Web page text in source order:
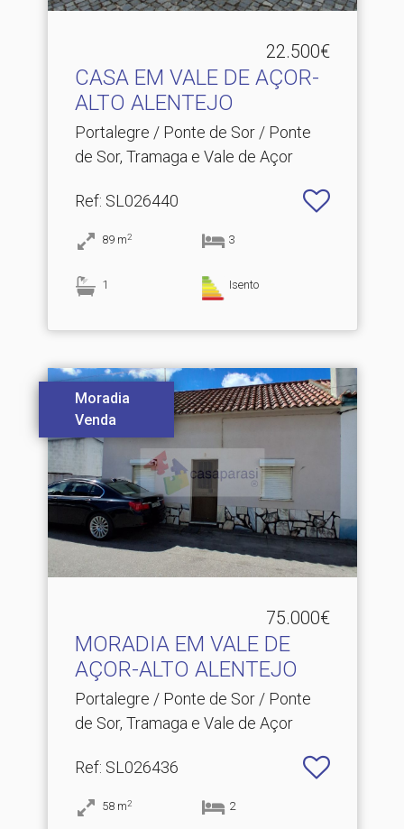
22.500€
CASA EM VALE DE AÇOR-
ALTO ALENTEJO
Portalegre / Ponte de Sor / Ponte
de Sor, Tramaga e Vale de Açor
Ref: SL026440
89 m2 3
1 Isento
Moradia
Venda
75.000€
MORADIA EM VALE DE
AÇOR-ALTO ALENTEJO
Portalegre / Ponte de Sor / Ponte
de Sor, Tramaga e Vale de Açor
Ref: SL026436
58 m2 2